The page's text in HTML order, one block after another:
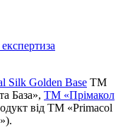
Silk Golden Base TM
База», ТМ «Прімакол
від ТМ «Primacol